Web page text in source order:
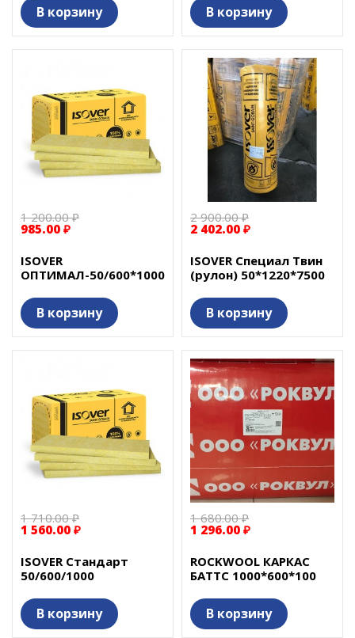
В корзину В корзину
1 200.00 ₽
985.00 ₽
ISOVER
ОПТИМАЛ-50/600*1000
В корзину
2 900.00 ₽
2 402.00 ₽
ISOVER Специал Твин
(рулон) 50*1220*7500
В корзину
1 710.00 ₽
1 560.00 ₽
ISOVER Стандарт
50/600/1000
В корзину
1 680.00 ₽
1 296.00 ₽
ROCKWOOL КАРКАС
БАТТС 1000*600*100
В корзину